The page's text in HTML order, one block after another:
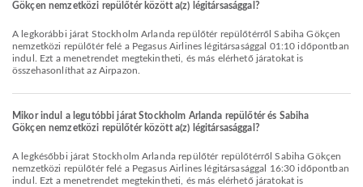
Gökçen nemzetközi repülőtér között a(z) légitársasággal?
A legkorábbi járat Stockholm Arlanda repülőtér repülőtérről Sabiha Gökçen
nemzetközi repülőtér felé a Pegasus Airlines légitársasággal 01:10 időpontban
indul. Ezt a menetrendet megtekintheti, és más elérhető járatokat is
összehasonlíthat az Airpazon.
Mikor indul a legutóbbi járat Stockholm Arlanda repülőtér és Sabiha
Gökçen nemzetközi repülőtér között a(z) légitársasággal?
A legkésőbbi járat Stockholm Arlanda repülőtér repülőtérről Sabiha Gökçen
nemzetközi repülőtér felé a Pegasus Airlines légitársasággal 16:30 időpontban
indul. Ezt a menetrendet megtekintheti, és más elérhető járatokat is